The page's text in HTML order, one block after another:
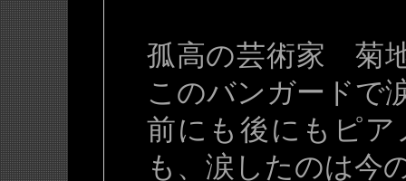
孤高の芸術家 菊
このバンガードで
前にも後にもピ
も、涙したのは今